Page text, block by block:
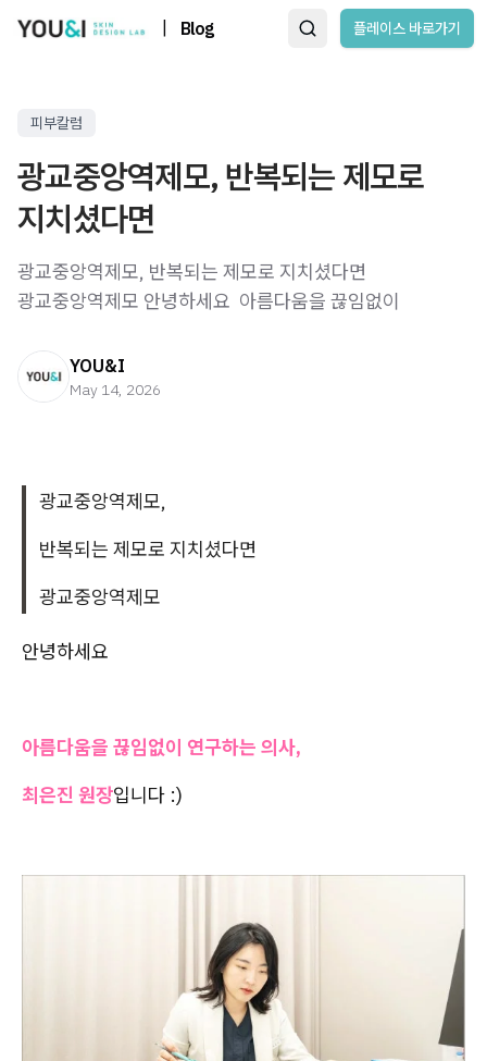
Blog 플레이스 바로가기
피부칼럼
광교중앙역제모, 반복되는 제모로
지치셨다면
광교중앙역제모, 반복되는 제모로 지치셨다면
광교중앙역제모 안녕하세요 ​ 아름다움을 끊임없이
YOU&I
May 14, 2026
광교중앙역제모,
반복되는 제모로 지치셨다면
광교중앙역제모
안녕하세요
아름다움을 끊임없이 연구하는 의사,
최은진 원장입니다 :)